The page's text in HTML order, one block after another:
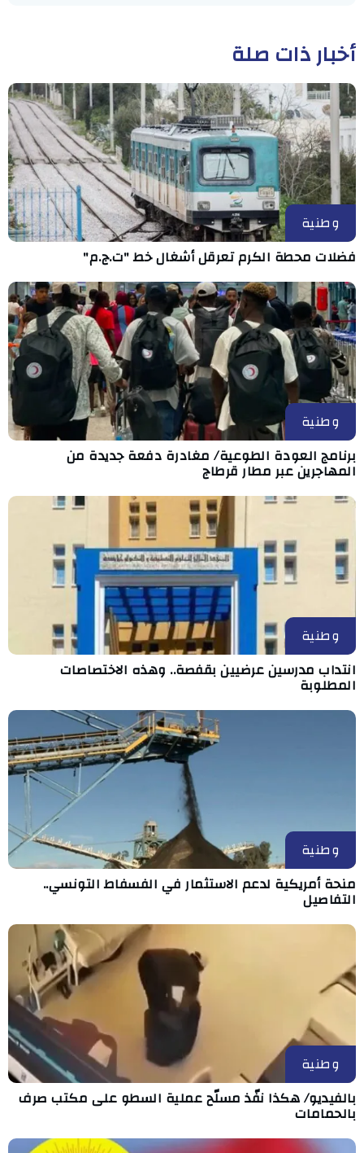
أخبار ذات صلة
وطنية
فضلات محطة الكرم تعرقل أشغال خط "ت.ج.م"
وطنية
برنامج العودة الطوعية/ مغادرة دفعة جديدة من
المهاجرين عبر مطار قرطاج
وطنية
انتداب مدرسين عرضيين بقفصة.. وهذه الاختصاصات
المطلوبة
وطنية
منحة أمريكية لدعم الاستثمار في الفسفاط التونسي..
التفاصيل
وطنية
بالفيديو/ هكذا نفّذ مسلّح عملية السطو على مكتب صرف
بالحمامات